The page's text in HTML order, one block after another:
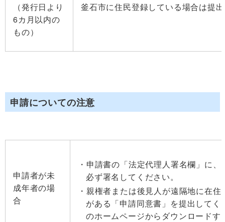
（発行日より
6カ月以内の
もの）
釜石市に住民登録している場合は提
申請についての注意
申請者が未
成年者の場
合
申請書の「法定代理人署名欄」に
必ず署名してください。
親権者または後見人が遠隔地に在
がある「申請同意書」を提出して
のホームページからダウンロードす